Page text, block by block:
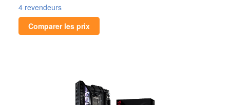
4 revendeurs
Comparer les prix